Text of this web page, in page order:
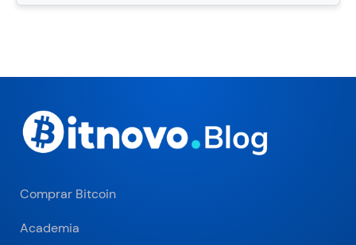
Comprar Bitcoin
Academia